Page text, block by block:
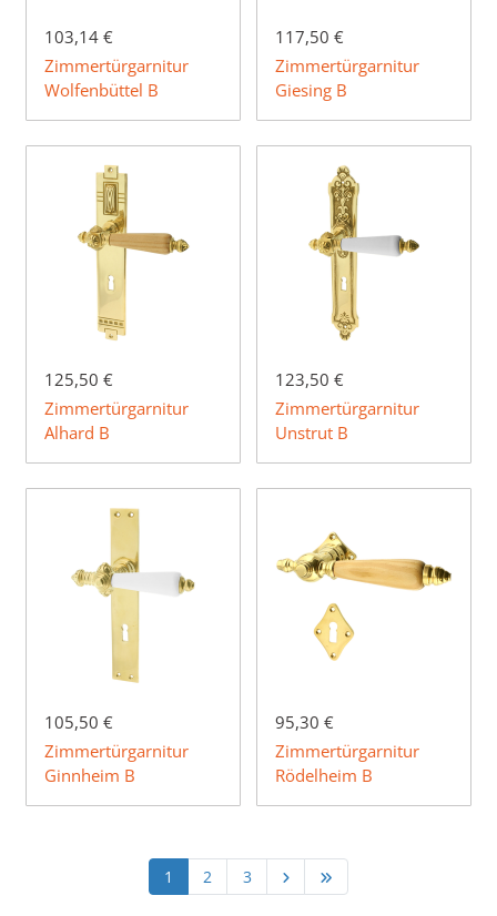
103,14 €
Zimmertürgarnitur
Wolfenbüttel B
117,50 €
Zimmertürgarnitur
Giesing B
125,50 €
Zimmertürgarnitur
Alhard B
123,50 €
Zimmertürgarnitur
Unstrut B
105,50 €
Zimmertürgarnitur
Ginnheim B
95,30 €
Zimmertürgarnitur
Rödelheim B
1 2 3